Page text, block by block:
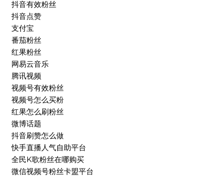
抖音有效粉丝
抖音点赞
支付宝
番茄粉丝
红果粉丝
网易云音乐
腾讯视频
视频号有效粉丝
视频号怎么买粉
红果怎么刷粉丝
微博话题
抖音刷赞怎么做
快手直播人气自助平台
全民K歌粉丝在哪购买
微信视频号粉丝卡盟平台